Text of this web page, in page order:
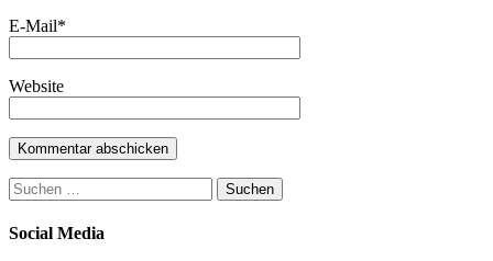
E-Mail*
Website
Suchen
nach:
Social Media